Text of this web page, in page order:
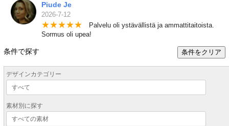
Piude Je
2026-7-12
★★★★★ Palvelu oli ystävällistä ja ammattitaitoista.
Sormus oli upea!
条件で探す 条件をクリア
デザインカテゴリー
素材別に探す